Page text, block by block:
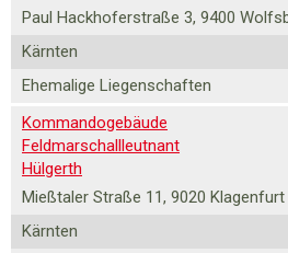
Paul Hackhoferstraße 3, 9400
Kärnten
Ehemalige Liegenschaften
Kommandogebäude
Feldmarschallleutnant
Hülgerth
Mießtaler Straße 11, 9020
Kärnten